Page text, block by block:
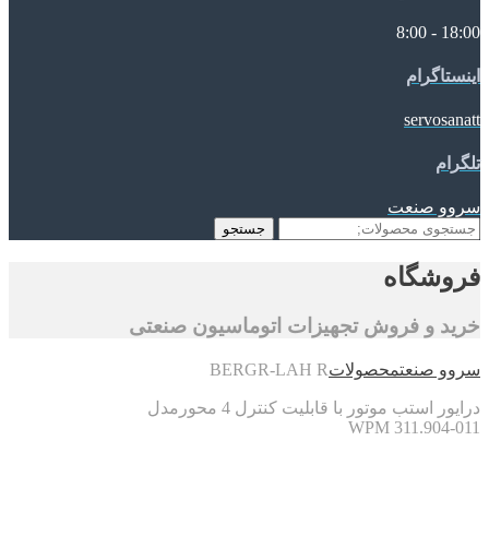
18:00 - 8:00
اینستاگرام
servosanatt
تلگرام
سروو صنعت
جستجو
جستجو
فروشگاه
خرید و فروش تجهیزات اتوماسیون صنعتی
سروو صنعتمحصولاتBERGR-LAH R
درایور استب موتور با قابلیت کنترل 4 محورمدل
WPM 311.904-011